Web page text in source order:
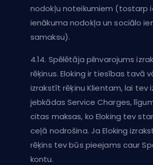
nodokļu noteikumiem (tostarp
ienākuma nodokļa un sociālo
samaksu).
4.14. Spēlētāja pilnvarojums
rēķinus. Eloking ir tiesības tavā
izrakstīt rēķinu Klientam, lai tev
jebkādas Service Charges,
citas maksas, ko Eloking tev
ceļā nodrošina. Ja Eloking
rēķins tev būs pieejams caur
kontu.